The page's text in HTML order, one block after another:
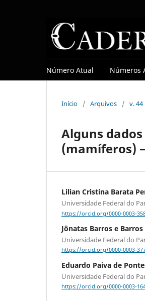
Número Atual Números
Início / Arquivos / v.
Alguns
(mamíferos)
Lilian Cristina Barata
Universidade Federal do
https://orcid.org/0000-0003-
Jônatas Barros e Barros
Universidade Federal do
https://orcid.org/0000-0003-
Eduardo Paiva de
Universidade Federal do
https://orcid.org/0000-0003-